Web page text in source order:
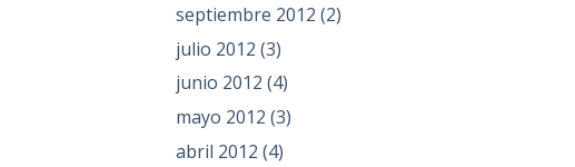
septiembre 2012 (2)
julio 2012 (3)
junio 2012 (4)
mayo 2012 (3)
abril 2012 (4)